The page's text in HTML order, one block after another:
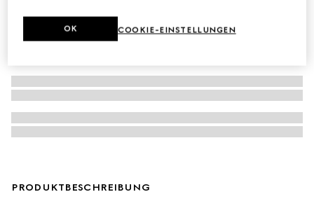
PRODUKTBESCHREIBUNG
COOKIE-EINSTELLUNGEN
OK